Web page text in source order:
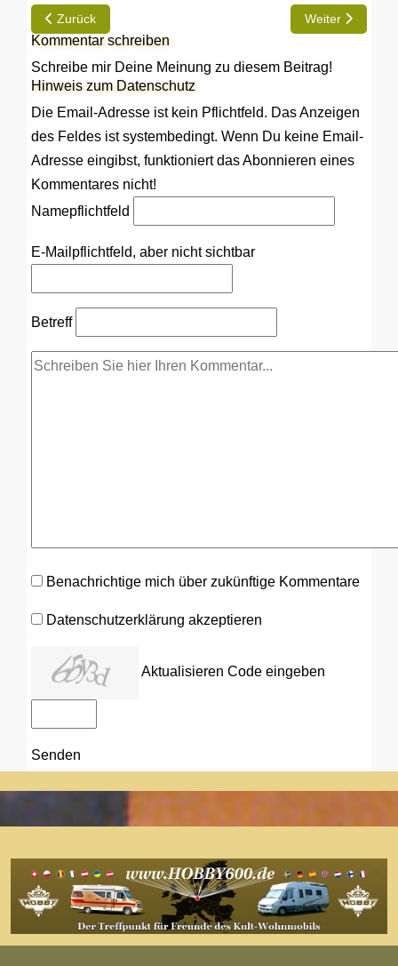
Vorheriger Beitrag: Robert: Endlich auf Tour
Zurück Nächster
Weiter
Kommentar schreiben
Schreibe mir Deine Meinung zu diesem Beitrag!
Hinweis zum Datenschutz
Die Email-Adresse ist kein Pflichtfeld. Das Anzeigen
des Feldes ist systembedingt. Wenn Du keine Email-
Adresse eingibst, funktioniert das Abonnieren eines
Kommentares nicht!
Namepflichtfeld
E-Mail pflichtfeld, aber nicht sichtbar
Betreff
Benachrichtige mich über zukünftige Kommentare
Datenschutzerklärung akzeptieren
Aktualisieren Code eingeben
Senden